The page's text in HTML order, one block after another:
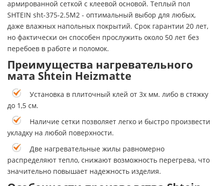
армированной сеткой с клеевой основой. Теплый пол
SHTEIN sht-375-2.5M2 - оптимальный выбор для любых,
даже влажных напольных покрытий. Срок гарантии 20 лет,
но фактически он способен прослужить около 50 лет без
перебоев в работе и поломок.
Преимущества нагревательного
мата Shtein Heizmatte
Установка в плиточный клей от 3х мм. либо в стяжку
до 1,5 см.
Наличие сетки позволяет легко и быстро произвести
укладку на любой поверхности.
Две нагревательные жилы равномерно
распределяют тепло, снижают возможность перегрева, что
значительно повышает надежность изделия.